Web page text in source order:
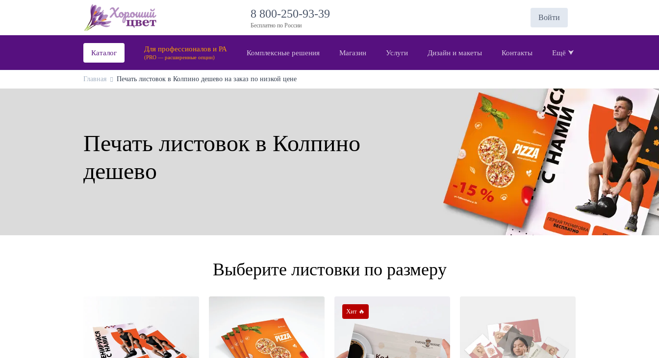
8 800-250-93-39
Бесплатно по России
Войти
Каталог Для профессионалов и РА
(PRO — расширенные опции)
Комплексные решения Магазин Услуги Дизайн и макеты Контакты Ещё ⮟
Главная Печать листовок в Колпино дешево на заказ по низкой цене
Печать листовок в Колпино
дешево
Выберите листовки по размеру
Хит 🔥